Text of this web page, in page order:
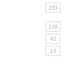
193
128
42
13